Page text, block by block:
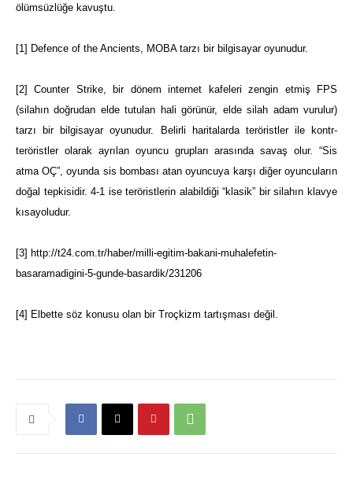
ölümsüzlüğe kavuştu.
[1] Defence of the Ancients, MOBA tarzı bir bilgisayar oyunudur.
[2]
Counter Strike, bir dönem internet kafeleri zengin etmiş FPS
(silahın doğrudan elde tutulan hali görünür, elde silah adam vurulur)
tarzı bir bilgisayar oyunudur. Belirli haritalarda teröristler ile kontr-
teröristler olarak ayrılan oyuncu grupları arasında savaş olur. “Sis
atma OÇ”, oyunda sis bombası atan oyuncuya karşı diğer oyuncuların
doğal tepkisidir. 4-1 ise teröristlerin alabildiği “klasik” bir silahın klavye
kısayoludur.
[3] http://t24.com.tr/haber/milli-egitim-bakani-muhalefetin-
basaramadigini-5-gunde-basardik/231206
[4] Elbette söz konusu olan bir Troçkizm tartışması değil.